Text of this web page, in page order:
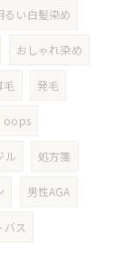
るい白髪染め
おしゃれ染め
毛 発毛
oops
ル 処方箋
男性AGA
バス